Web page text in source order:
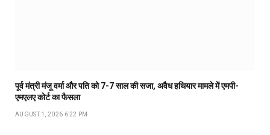
पूर्व मंत्री मंजू वर्मा और पति को 7-7 साल की सजा, अवैध हथियार मामले में एमपी-
एमएलए कोर्ट का फैसला
AUGUST 1, 2026 6:22 PM